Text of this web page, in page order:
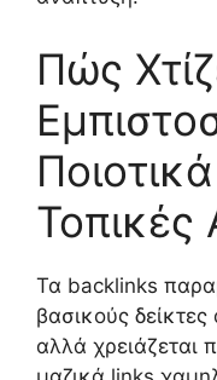
Πώς
Τα backlinks
βασικούς δείκτες
αλλά χρειάζεται